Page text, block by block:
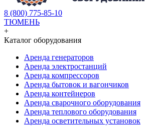
8 (800) 775-85-10
ТЮМЕНЬ
+
Каталог оборудования
Аренда генераторов
Аренда электростанций
Аренда компрессоров
Аренда бытовок и вагончиков
Аренда контейнеров
Аренда сварочного оборудования
Аренда теплового оборудования
Аренда осветительных установок